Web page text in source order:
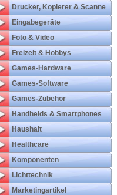
Drucker, Kopierer & Scanne
Eingabegeräte
Foto & Video
Freizeit & Hobbys
Games-Hardware
Games-Software
Games-Zubehör
Handhelds & Smartphones
Haushalt
Healthcare
Komponenten
Lichttechnik
Marketingartikel